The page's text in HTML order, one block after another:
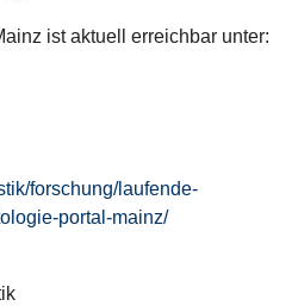
ist aktuell erreichbar unter:
forschung/laufende-
portal-mainz/